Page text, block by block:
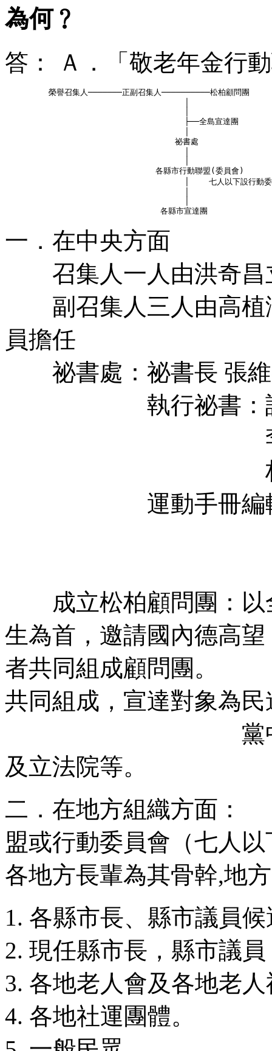
為何﹖
答： Ａ．「敬老年金行
         榮譽召集人───────正副召集人──────────松柏顧問團
                                     ├──全島宣達團
                                   祕書處
                               各縣市行動聯盟(委員會)
│    七人以下設行動委
一．在中央方面
召集人一人由洪奇昌
副召集人三人由高植
員擔任
祕書處：祕書長 張
執行祕書：許傳
李謀幸(活
林宜瑾(組
運動手冊編輯
成立松柏顧問團：以
生為首，邀請
者共同組成顧問團。
共同組成，宣達對象為
黨中央黨部，
及立法院等。
二．在地方組織方面
盟或行動委員會（七人
各地方長輩為其骨幹,地
各縣市長、縣市議員候
現任縣市長，縣市議員
各地老人會及各地老
各地社運團體。